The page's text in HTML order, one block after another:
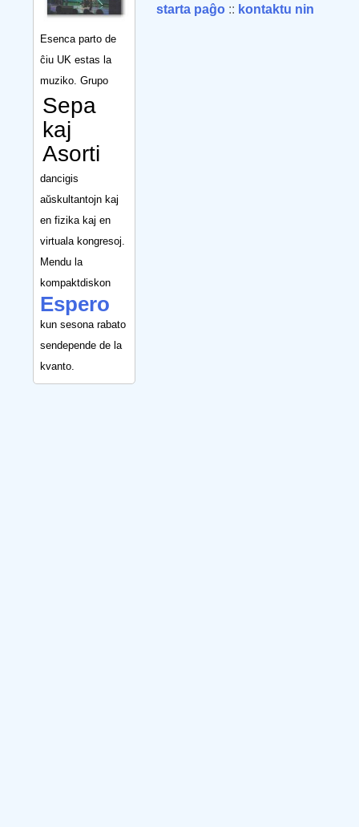
Esenca parto de
ĉiu UK estas la
muziko. Grupo
Sepa
kaj
Asorti
dancigis
aŭskultantojn kaj
en fizika kaj en
virtuala kongresoj.
Mendu la
kompaktdiskon
Espero
kun sesona rabato
sendepende de la
kvanto.
starta paĝo :: kontaktu nin